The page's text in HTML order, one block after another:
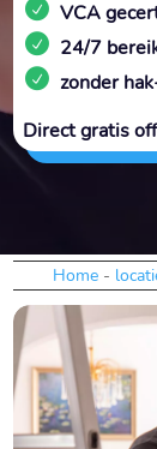
VCA
24/7
zonder
Direct gratis
Home-